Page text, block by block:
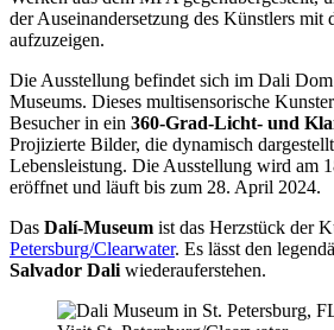
der Auseinandersetzung des Künstlers mit
aufzuzeigen.
Die Ausstellung befindet sich im Dali
Museums. Dieses multisensorische
Besucher in ein 360-Grad-Licht- und
Projizierte Bilder, die dynamisch
Lebensleistung. Die Ausstellung wird am
eröffnet und läuft bis zum 28. April 2024.
Das Dalí-Museum ist das Herzstück der
Petersburg/Clearwater. Es lässt den
Salvador Dali wiederauferstehen.